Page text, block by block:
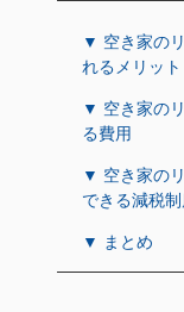
▼ 空き家の
れるメリット
▼ 空き家の
る費用
▼ 空き家の
できる減税
▼ まとめ